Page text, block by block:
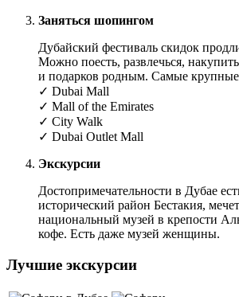
Заняться шопингом
Дубайский фестиваль скидок
Можно поесть, развлечься,
и подарков родным. Самые
✓ Dubai Mall
✓ Mall of the Emirates
✓ City Walk
✓ Dubai Outlet Mall
Экскурсии
Достопримечательности в Дубае
исторический район Бестакия,
национальный музей в крепости
кофе. Есть даже музей женщины.
Лучшие экскурсии